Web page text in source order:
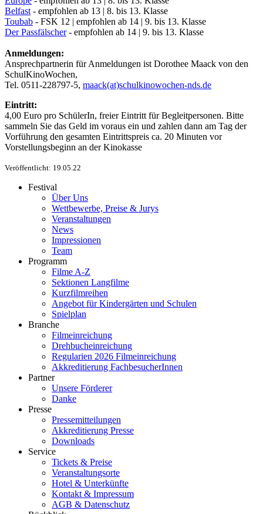
Belfast - empfohlen ab 13 | 8. bis 13. Klasse
Toubab - FSK 12 | empfohlen ab 14 | 9. bis 13. Klasse
Der Passfälscher- empfohlen ab 14 | 9. bis 13. Klasse
Anmeldungen:
Ansprechpartnerin für Anmeldungen ist Dorothee Maack von den
SchulKinoWochen,
Tel. 0511-228797-5, maack(at)schulkinowochen-nds.de
Eintritt:
4,00 Euro pro SchülerIn, freier Eintritt für Begleitpersonen. Bitte
sammeln Sie das Geld im voraus ein und zahlen dann am Tag der
Vorführung den gesamten Eintrittspreis ca. 20 Minuten vor
Vorstellungsbeginn an der Kinokasse
Veröffentlicht: 19.05.22
Festival
Über Uns
Wettbewerbe, Preise & Jurys
Veranstaltungen
News
Impressionen
Team
Programm
Filme A-Z
Sektionen Langfilme
Kurzfilmreihen
Angebot für Kindergärten und Schulen
Spielplan
Branche
Filmeinreichung
Drehbucheinreichung
Regularien 2026 Filmeinreichung
Akkreditierung FachbesucherInnen
Partner
Unsere Förderer
Danke
Presse
Pressemitteilungen
Akkreditierung Presse
Downloads
Service
Tickets & Preise
Veranstaltungsorte
Hotel & Unterkünfte
Kontakt & Impressum
AGB & Datenschutz